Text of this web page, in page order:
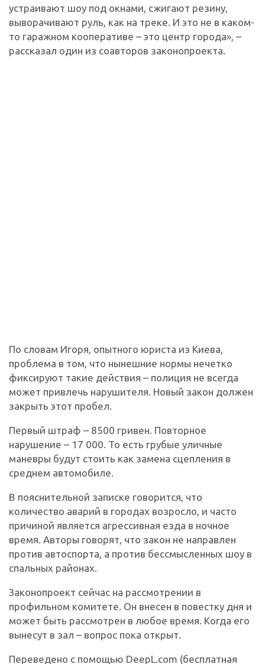
устраивают шоу под окнами, сжигают резину,
выворачивают руль, как на треке. И это не в каком-
то гаражном кооперативе – это центр города», –
рассказал один из соавторов законопроекта.
По словам Игоря, опытного юриста из Киева,
проблема в том, что нынешние нормы нечетко
фиксируют такие действия – полиция не всегда
может привлечь нарушителя. Новый закон должен
закрыть этот пробел.
Первый штраф – 8500 гривен. Повторное
нарушение – 17 000. То есть грубые уличные
маневры будут стоить как замена сцепления в
среднем автомобиле.
В пояснительной записке говорится, что
количество аварий в городах возросло, и часто
причиной является агрессивная езда в ночное
время. Авторы говорят, что закон не направлен
против автоспорта, а против бессмысленных шоу в
спальных районах.
Законопроект сейчас на рассмотрении в
профильном комитете. Он внесен в повестку дня и
может быть рассмотрен в любое время. Когда его
вынесут в зал – вопрос пока открыт.
Переведено с помощью DeepL.com (бесплатная